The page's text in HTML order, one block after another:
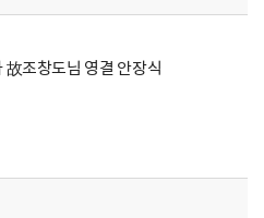
조창도님 영결 안장식